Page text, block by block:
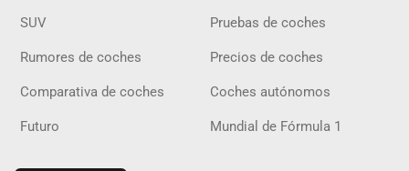
SUV Pruebas de coches
Rumores de coches Precios de coches
Comparativa de coches Coches autónomos
Futuro Mundial de Fórmula 1